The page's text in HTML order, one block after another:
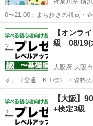
0〜21:00：まち歩きの視点・
8/2(日…
神奈川 横浜市 セミナー
【オンラ
級 08/19(
大阪府 大阪市
す。（交通 K.T様） ・資料の
れと最初の…
大阪 大阪市 セミナー
【大阪】
+検定3級